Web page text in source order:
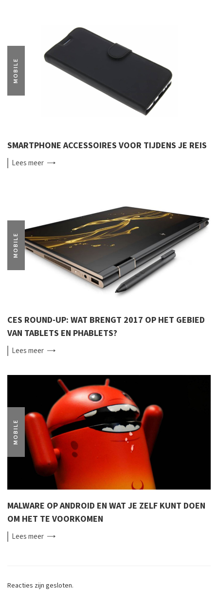
MOBILE
SMARTPHONE ACCESSOIRES VOOR TIJDENS JE REIS
Leesmeer
MOBILE
CES ROUND-UP: WAT BRENGT 2017 OP HET GEBIED
VAN TABLETS EN PHABLETS?
Leesmeer
MOBILE
MALWARE OP ANDROID EN WAT JE ZELF KUNT DOEN
OM HET TE VOORKOMEN
Leesmeer
Reacties zijn gesloten.